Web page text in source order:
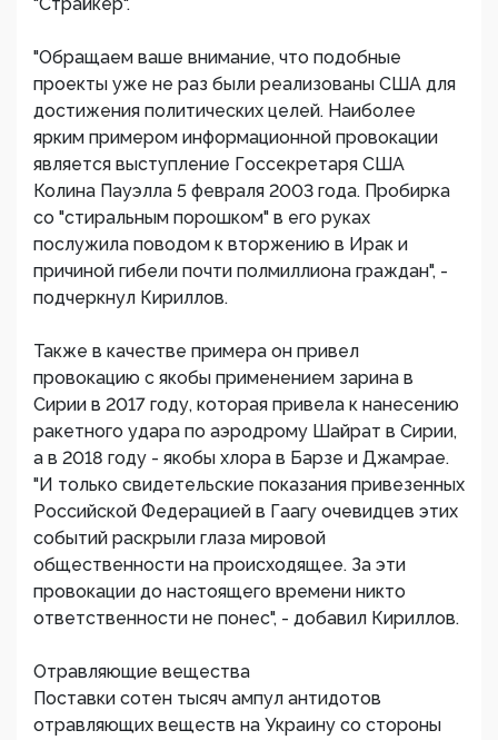
"Обращаем ваше внимание, что подобные
проекты уже не раз были реализованы США для
достижения политических целей. Наиболее
ярким примером информационной провокации
является выступление Госсекретаря США
Колина Пауэлла 5 февраля 2003 года. Пробирка
со "стиральным порошком" в его руках
послужила поводом к вторжению в Ирак и
причиной гибели почти полмиллиона граждан", -
подчеркнул Кириллов.
Также в качестве примера он привел
провокацию с якобы применением зарина в
Сирии в 2017 году, которая привела к нанесению
ракетного удара по аэродрому Шайрат в Сирии,
а в 2018 году - якобы хлора в Барзе и Джамрае.
"И только свидетельские показания привезенных
Российской Федерацией в Гаагу очевидцев этих
событий раскрыли глаза мировой
общественности на происходящее. За эти
провокации до настоящего времени никто
ответственности не понес", - добавил Кириллов.
Отравляющие вещества
Поставки сотен тысяч ампул антидотов
отравляющих веществ на Украину со стороны